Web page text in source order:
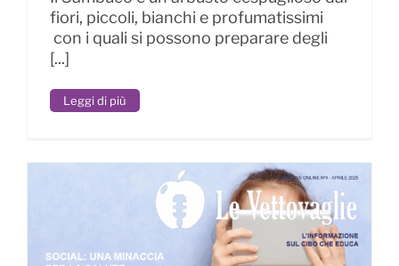
fiori, piccoli, bianchi e profumatissimi
con i quali si possono preparare degli
[...]
Leggi di più